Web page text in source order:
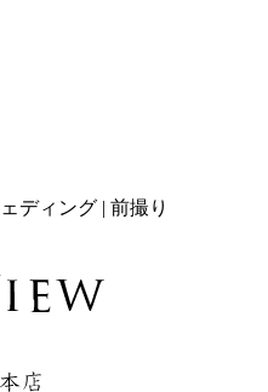
ディング | 前撮り